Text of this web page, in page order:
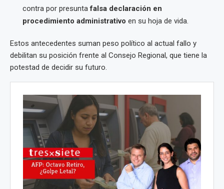
contra por presuntafalsa declaración en
procedimiento administrativo en su hoja de vida.
Estos antecedentes suman peso político al actual fallo y
debilitan su posición frente al Consejo Regional, que tiene la
potestad de decidir su futuro.